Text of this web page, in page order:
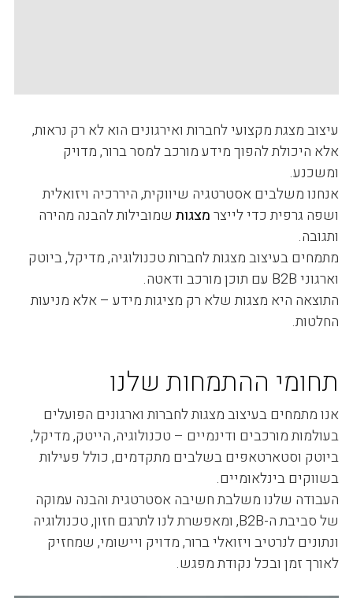
עיצוב מצגת מקצועי לחברות ואירגונים הוא לא רק נראות,
אלא היכולת להפוך מידע מורכב למסר ברור, מדויק
ומשכנע.
אנחנו משלבים אסטרטגיה שיווקית, היררכיה ויזואלית
ושפה גרפית כדי לייצרמצגות שמובילות להבנה מהירה
ותגובה.
מתמחים בעיצוב מצגות לחברות טכנולוגיה, מדיקל, ביוטק
וארגוני B2B עם תוכן מורכב ודאטה.
התוצאה היא מצגות שלא רק מציגות מידע – אלא מניעות
החלטות.
תחומי ההתמחות שלנו
אנו מתמחים בעיצוב מצגות לחברות וארגונים הפועלים
בעולמות מורכבים ודינמיים – טכנולוגיה, הייטק, מדיקל,
ביוטק וסטארטאפים בשלבים מתקדמים, כולל פעילות
בשווקים בינלאומיים.
העבודה שלנו משלבת חשיבה אסטרטגית והבנה עמוקה
של סביבת ה-B2B, ומאפשרת לנו לתרגם חזון, טכנולוגיה
ונתונים לנרטיב ויזואלי ברור, מדויק ויישומי, שמחזיק
לאורך זמן ובכל נקודת מפגש.